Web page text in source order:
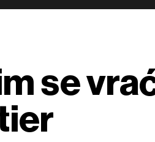
se